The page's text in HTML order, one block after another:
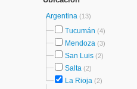
Argentina (13)
Tucumán (4)
Mendoza (3)
San Luis (2)
Salta (2)
La Rioja (2)